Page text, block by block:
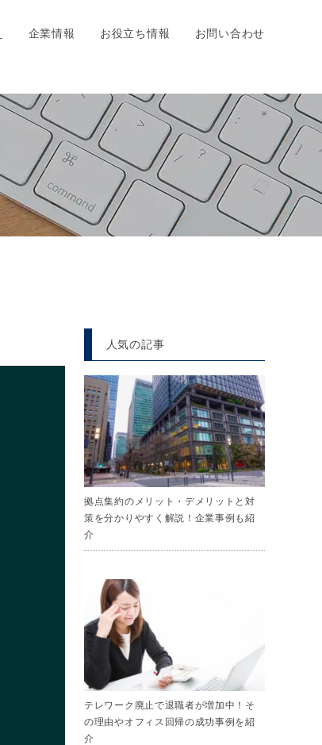
企業情報 お役立ち情報 お問い合わせ
人気の記事
拠点集約のメリット・デメリットと対
策を分かりやすく解説！企業事例も紹
介
テレワーク廃止で退職者が増加中！そ
の理由やオフィス回帰の成功事例を紹
介